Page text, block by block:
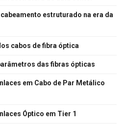
estruturado na era da
cabos de fibra óptica
das fibras ópticas
em Cabo de Par Metálico
Óptico em Tier 1